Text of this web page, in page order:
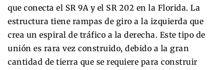
que conecta el SR 9A y el SR 202 en la Florida. La
estructura tiene rampas de giro a la izquierda que
crea un espiral de tráfico a la derecha. Este tipo de
unión es rara vez construido, debido a la gran
cantidad de tierra que se requiere para construir